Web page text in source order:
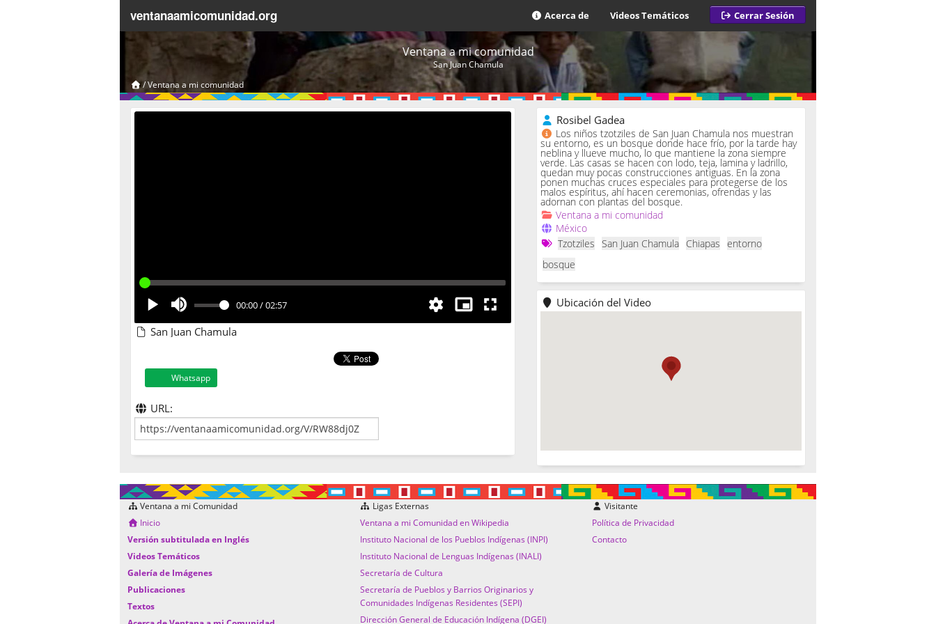
ventanaamicomunidad.org Acerca de Videos Temáticos Cerrar Sesión
Ventana a mi comunidad
San Juan Chamula
/Ventana a mi comunidad
00:00/02:57
San Juan Chamula
Whatsapp
URL:
Rosibel Gadea
Los niños tzotziles de San Juan Chamula nos muestran
su entorno, es un bosque donde hace frío, por la tarde hay
neblina y llueve mucho, lo que mantiene la zona siempre
verde. Las casas se hacen con lodo, teja, lamina y ladrillo,
quedan muy pocas construcciones antiguas. En la zona
ponen muchas cruces especiales para protegerse de los
malos espíritus, ahí hacen ceremonias, ofrendas y las
adornan con plantas del bosque.
Ventana a mi comunidad
México
Tzotziles San Juan Chamula Chiapas entorno
bosque
Ubicación del Video
Ventana a mi Comunidad
Inicio
Versión subtitulada en Inglés
Videos Temáticos
Galería de Imágenes
Publicaciones
Textos
Ligas Externas
Ventana a mi Comunidad en Wikipedia
Instituto Nacional de los Pueblos Indígenas (INPI)
Instituto Nacional de Lenguas Indígenas (INALI)
Secretaría de Cultura
Secretaría de Pueblos y Barrios Originarios y
Comunidades Indígenas Residentes (SEPI)
Dirección General de Educación Indígena (DGEI)
Visitante
Política de Privacidad
Contacto